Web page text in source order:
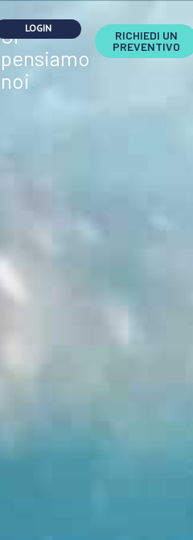
Ci
pensiamo
noi.
RICHIEDI UN
PREVENTIVO